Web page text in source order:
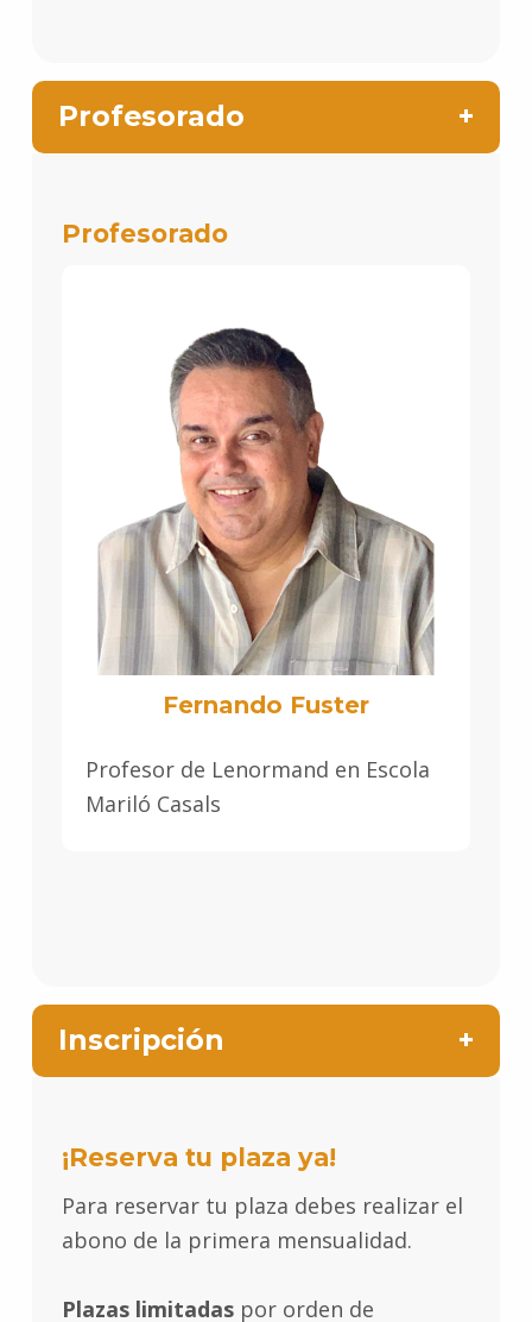
Profesorado
Profesorado
Fernando Fuster
Profesor de Lenormand en Escola
Mariló Casals
Inscripción
¡Reserva tu plaza ya!
Para reservar tu plaza debes realizar el
abono de la primera mensualidad.
Plazas limitadaspor orden de